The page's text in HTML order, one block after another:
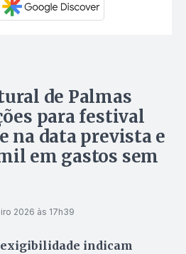
de Palmas
para festival
na data prevista e
em gastos sem
2026 às 17h39
indicam